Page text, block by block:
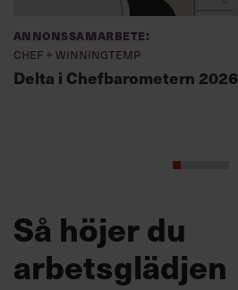
Annonssamarbete:
Chef + Winningtemp
Delta i Chefbarometern 2026
Så höjer du
arbetsglädjen